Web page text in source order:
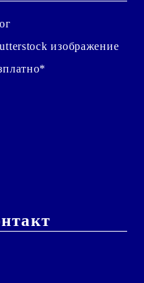
изображение